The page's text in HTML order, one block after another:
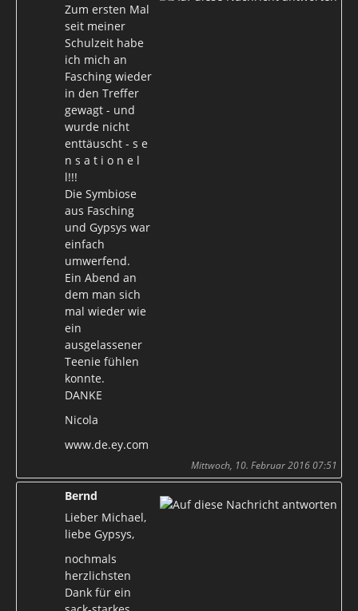
Zum ersten Mal
seit meiner
Schulzeit habe
ich mich an
Fasching wieder
in den Treffer
gewagt - und
wurde nicht
enttäuscht - s e
n s a t i o n e l
l!!!
Die Symbiose
aus Fasching
und Gypsys war
einfach
umwerfend.
Ein Abend an
dem man sich
mal wieder wie
ein
ausgelassener
Teenie fühlen
konnte.
DANKE
Nicola
www.de.ey.com
Mittwoch, 10. Februar 2016 07:51
Bernd
Lieber Michael,
liebe Gypsys,
nochmals
herzlichsten
Dank für ein